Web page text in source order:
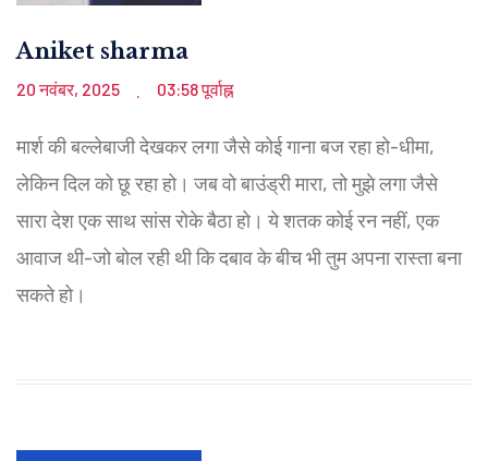
Aniket sharma
20 नवंबर, 2025 03:58 पूर्वाह्न
मार्श की बल्लेबाजी देखकर लगा जैसे कोई गाना बज रहा हो-धीमा,
लेकिन दिल को छू रहा हो। जब वो बाउंड्री मारा, तो मुझे लगा जैसे
सारा देश एक साथ सांस रोके बैठा हो। ये शतक कोई रन नहीं, एक
आवाज थी-जो बोल रही थी कि दबाव के बीच भी तुम अपना रास्ता बना
सकते हो।